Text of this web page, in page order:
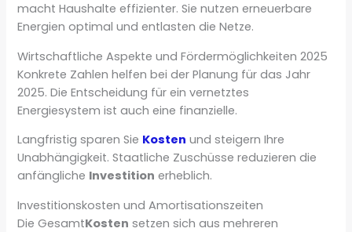
macht Haushalte effizienter. Sie nutzen erneuerbare
Energien optimal und entlasten die Netze.
Wirtschaftliche Aspekte und Fördermöglichkeiten 2025
Konkrete Zahlen helfen bei der Planung für das Jahr
2025. Die Entscheidung für ein vernetztes
Energiesystem ist auch eine finanzielle.
Langfristig sparen Sie Kosten und steigern Ihre
Unabhängigkeit. Staatliche Zuschüsse reduzieren die
anfängliche Investition erheblich.
Investitionskosten und Amortisationszeiten
Die GesamtKosten setzen sich aus mehreren